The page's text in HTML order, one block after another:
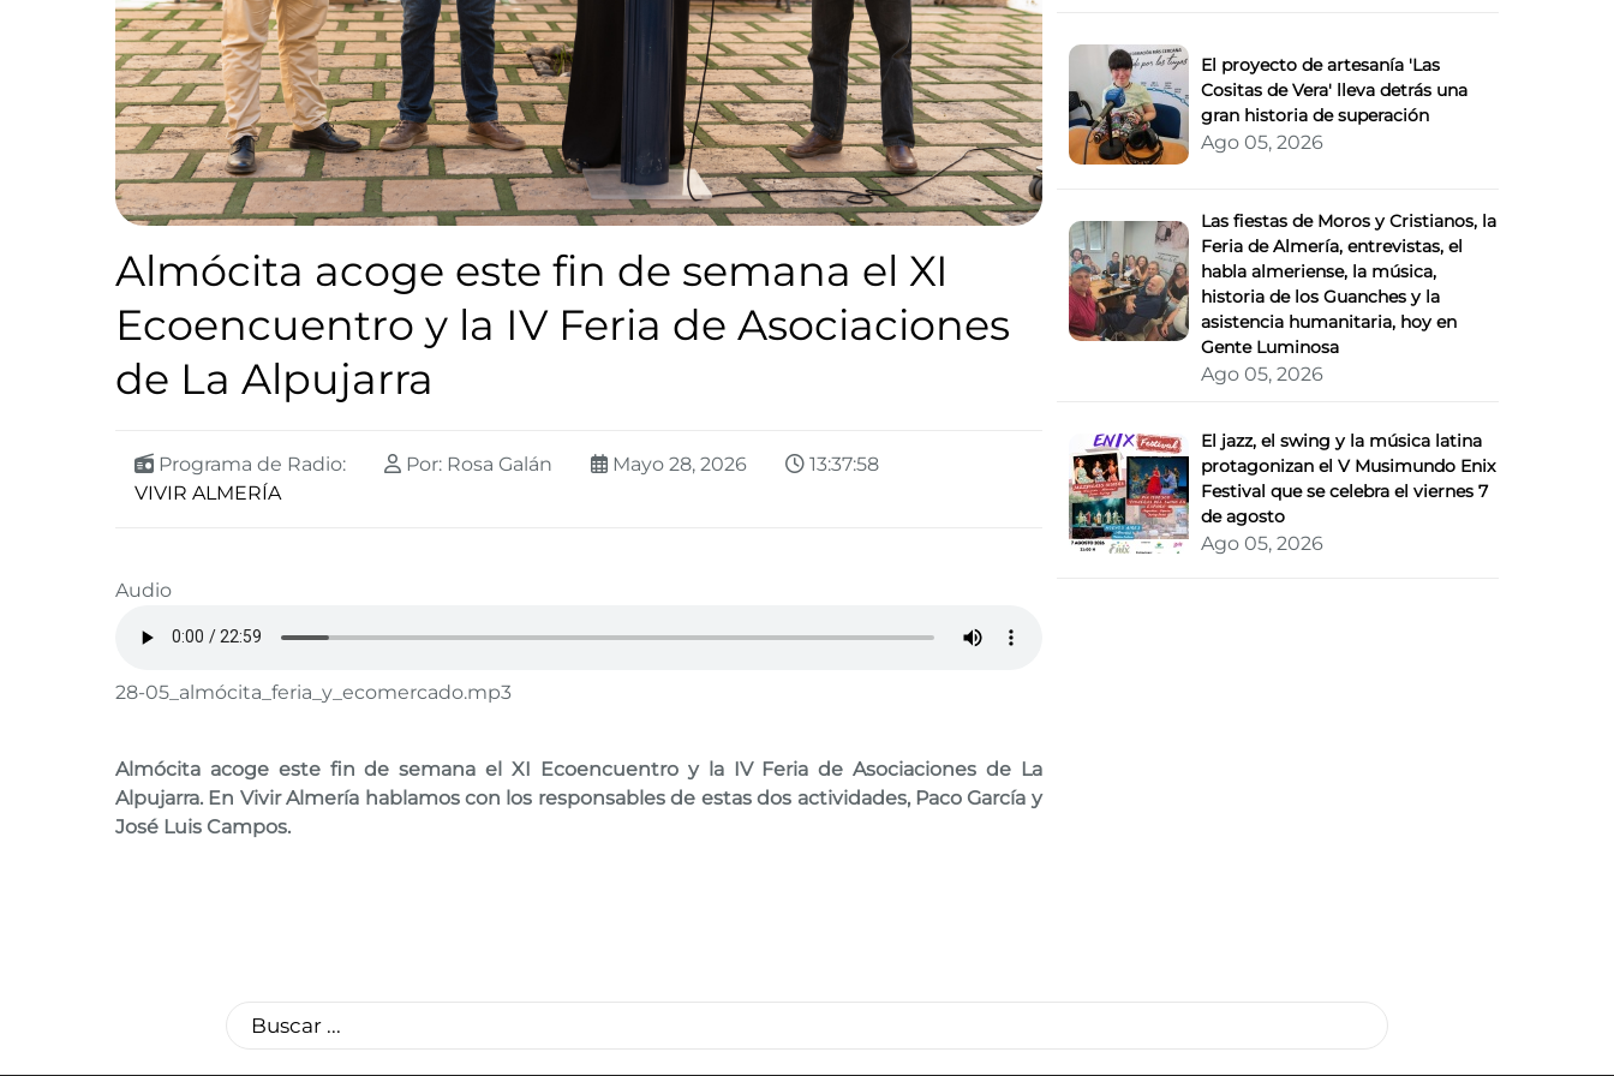
Almócita acoge este fin de semana el XI
Ecoencuentro y la IV Feria de Asociaciones
de La Alpujarra
Programa de Radio:
VIVIR ALMERÍA
Por: Rosa Galán Mayo 28, 2026 13:37:58
Audio
28-05_almócita_feria_y_ecomercado.mp3
Almócita acoge este fin de semana el XI Ecoencuentro y la IV Feria de Asociaciones de La
Alpujarra. En Vivir Almería hablamos con los responsables de estas dos actividades, Paco García y
José Luis Campos.
El proyecto de artesanía 'Las
Cositas de Vera' lleva detrás una
gran historia de superación
Ago 05, 2026
Las fiestas de Moros y Cristianos, la
Feria de Almería, entrevistas, el
habla almeriense, la música,
historia de los Guanches y la
asistencia humanitaria, hoy en
Gente Luminosa
Ago 05, 2026
El jazz, el swing y la música latina
protagonizan el V Musimundo Enix
Festival que se celebra el viernes 7
de agosto
Ago 05, 2026